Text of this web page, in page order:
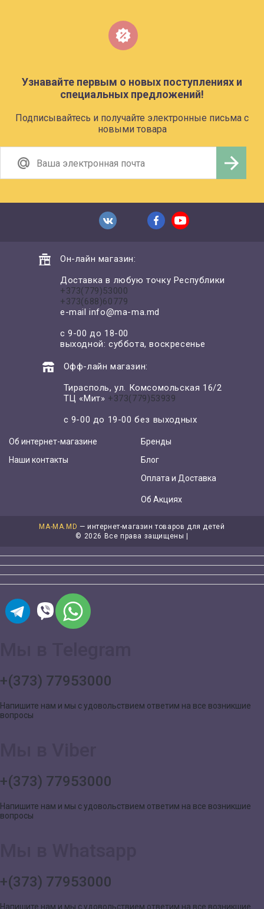
Узнавайте первым о новых поступлениях и
специальных предложений!
Подписывайтесь и получайте электронные письма с
новыми товара
Он-лайн магазин:
Доставка в любую точку Республики
+373(779)53000
+373(688)60779
e-mailinfo@ma-ma.md
с 9-00 до 18-00
выходной: суббота, воскресенье
Офф-лайн магазин:
Тирасполь, ул. Комсомольская 16/2
ТЦ «Мит» +373(779)53939
с 9-00 до 19-00 без выходных
Об интернет-магазине
Наши контакты
Бренды
Блог
Оплата и Доставка
Об Акциях
MA-MA.MD — интернет-магазин товаров для детей
© 2026 Все права защищены |
+(373) 77953000
Напишите нам и мы с удовольствием ответим на все возникшие
вопросы
+(373) 77953000
Напишите нам и мы с удовольствием ответим на все возникшие
вопросы
+(373) 77953000
Напишите нам и мы с удовольствием ответим на все возникшие